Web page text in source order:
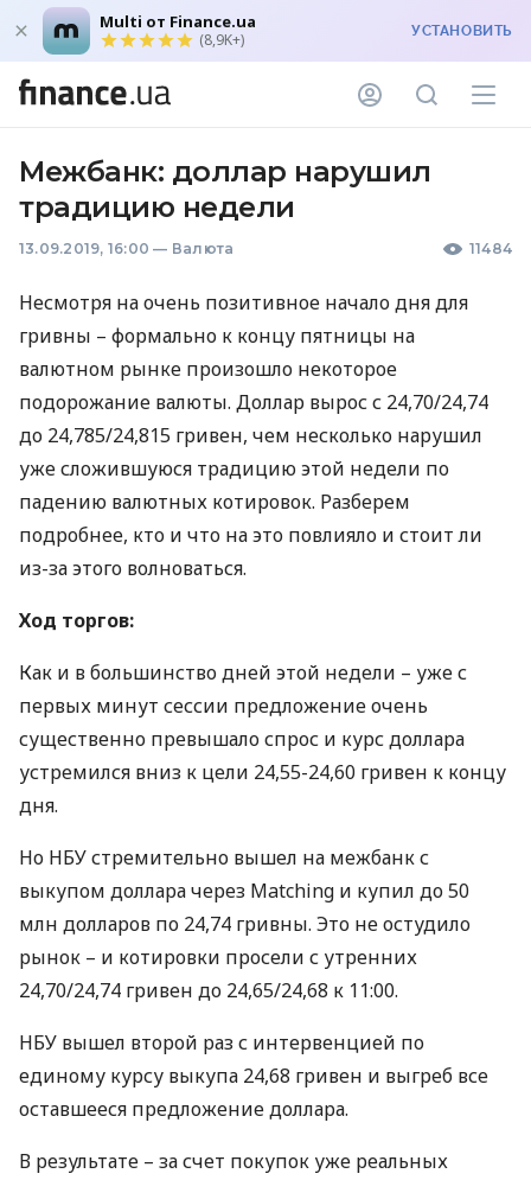
Multi от Finance.ua
(8,9K+) УСТАНОВИТЬ
Межбанк: доллар нарушил
традицию недели
13.09.2019, 16:00 — Валюта 11484
Несмотря на очень позитивное начало дня для
гривны – формально к концу пятницы на
валютном рынке произошло некоторое
подорожание валюты. Доллар вырос с 24,70/24,74
до 24,785/24,815 гривен, чем несколько нарушил
уже сложившуюся традицию этой недели по
падению валютных котировок. Разберем
подробнее, кто и что на это повлияло и стоит ли
из-за этого волноваться.
Ход торгов:
Как и в большинство дней этой недели – уже с
первых минут сессии предложение очень
существенно превышало спрос и курс доллара
устремился вниз к цели 24,55-24,60 гривен к концу
дня.
Но НБУстремительно вышел на межбанк с
выкупом доллара через Matching и купил до 50
млн долларов по 24,74 гривны. Это не остудило
рынок – и котировки просели с утренних
24,70/24,74 гривен до 24,65/24,68 к 11:00.
НБУ вышел второй раз с интервенцией по
единому курсу выкупа 24,68 гривен и выгреб все
оставшееся предложение доллара.
В результате – за счет покупок уже реальных